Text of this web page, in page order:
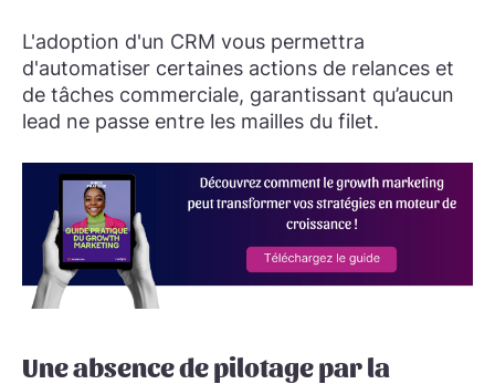
L'adoption d'un CRM vous permettra
d'automatiser certaines actions de relances et
de tâches commerciale, garantissant qu’aucun
lead ne passe entre les mailles du filet.
Une absence de pilotage par la